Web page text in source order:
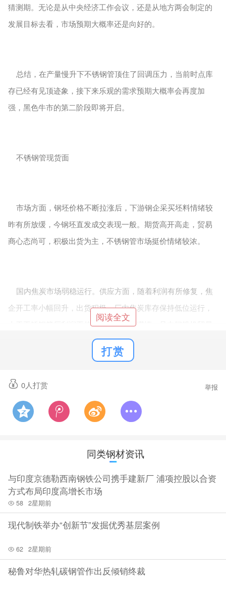
猜测期。无论是从中央经济工作会议，还是从地方两会制定的
发展目标去看，市场预期大概率还是向好的。
总结，在产量慢升下不锈钢管顶住了回调压力，当前时点库
存已经有见顶迹象，接下来乐观的需求预期大概率会再度加
强，黑色牛市的第二阶段即将开启。
不锈钢管现货面
市场方面，钢坯价格不断拉涨后，下游钢企采买坯料情绪较
昨有所放缓，今钢坯直发成交表现一般。期货高开高走，贸易
商心态尚可，积极出货为主，不锈钢管市场挺价情绪较浓。
国内焦炭市场弱稳运行。供应方面，随着利润有所修复，焦
企开工率小幅回升，出货积极，厂内焦炭库存保持低位运行，
由于不锈钢管厂利润不佳，采购意愿偏谨慎，且中间投机贸易
商考虑到市场风险停采观望，影响部分焦企焦炭库存有所累
积，焦炭供需结构逐渐趋于宽松。需求方面，不锈钢管厂高炉
水平，不锈钢管厂仍以谨慎采购为主。港口方面，港口焦炭现
货震荡运行，不锈钢管市场成交清淡，贸易商多持观望态度。
预计短期内焦炭市场暂稳运行。
展望：焦炭基本面延续相对均衡，价格或偏稳运行。1)需求
端，不锈钢管厂经营策略发生很大改变，坚持长期过紧日子，
贯彻以销定产和低库存运转模式。在这种情况下，焦炭需求将
延续稳定。2）供给端，焦企多维持正常开工，在需求与利润没
稳定。
阅读全文
打赏
0人打赏 举报
同类钢材资讯
与印度京德勒西南钢铁公司携手建新厂 浦项控股以合资
方式布局印度高增长市场
58 2星期前
现代制铁举办“创新节”发掘优秀基层案例
62 2星期前
秘鲁对华热轧碳钢管作出反倾销终裁